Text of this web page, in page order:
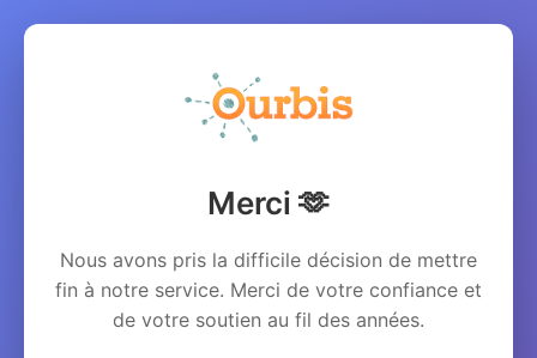
Merci 🫶
Nous avons pris la difficile décision de mettre
fin à notre service. Merci de votre confiance et
de votre soutien au fil des années.